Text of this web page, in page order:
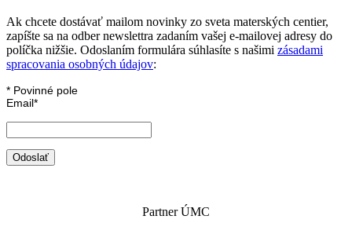
Ak chcete dostávať mailom novinky zo sveta materských centier,
zapíšte sa na odber newslettra zadaním vašej e-mailovej adresy do
políčka nižšie. Odoslaním formulára súhlasíte s našimi zásadami
spracovania osobných údajov:
* Povinné pole
Email*
Partner ÚMC